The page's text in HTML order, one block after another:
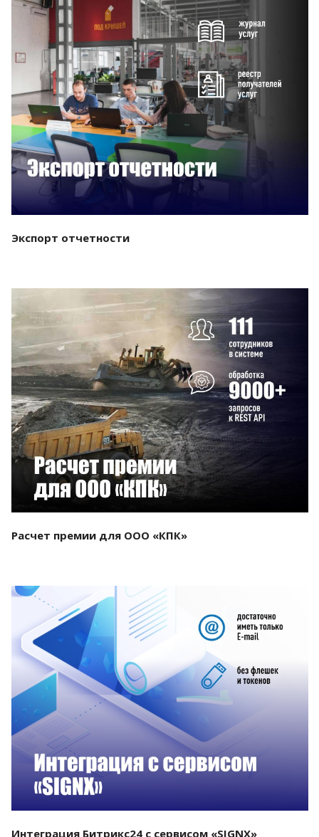
Смотреть проект
Экспорт отчетности
Смотреть проект
Расчет премии для ООО «КПК»
Смотреть проект
Интеграция Битрикс24 с сервисом «SIGNX»